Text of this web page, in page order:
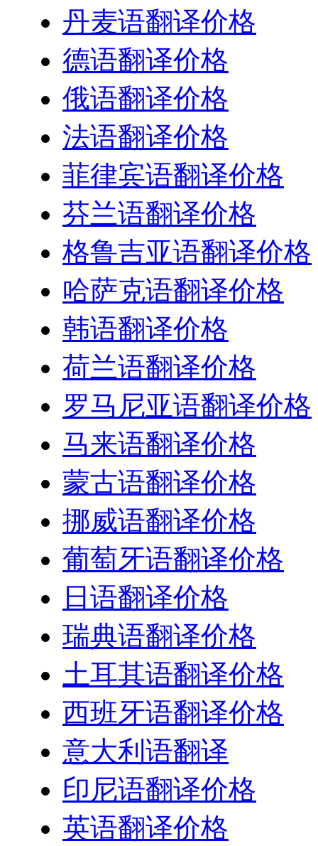
丹麦语翻译价格
德语翻译价格
俄语翻译价格
法语翻译价格
菲律宾语翻译价格
芬兰语翻译价格
格鲁吉亚语翻译价格
哈萨克语翻译价格
韩语翻译价格
荷兰语翻译价格
罗马尼亚语翻译价格
马来语翻译价格
蒙古语翻译价格
挪威语翻译价格
葡萄牙语翻译价格
日语翻译价格
瑞典语翻译价格
土耳其语翻译价格
西班牙语翻译价格
意大利语翻译
印尼语翻译价格
英语翻译价格